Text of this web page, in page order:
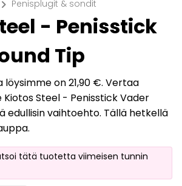
chevron_right Penisplugit & sondit
- Penisstick
Tip
löysimme on 21,90 €. Vertaa
Steel - Penisstick Vader
edullisin vaihtoehto. Tällä hetkellä
tätä tuotetta viimeisen tunnin